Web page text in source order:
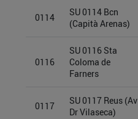
0114
SU 0114 Bcn
(Capità Arenas)
0116
SU 0116 Sta
Coloma de
Farners
0117
SU 0117 Reus (Av
Dr Vilaseca)